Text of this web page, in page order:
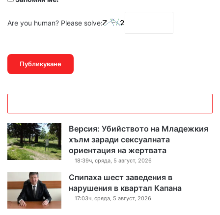
Are you human? Please solve:
Версия: Убийството на Младежкия
хълм заради сексуалната
ориентация на жертвата
18:39ч, сряда, 5 август, 2026
Спипаха шест заведения в
нарушения в квартал Капана
17:03ч, сряда, 5 август, 2026